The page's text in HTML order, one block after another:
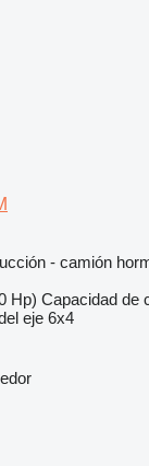
- camión
Hp) Capacidad de
eje 6x4